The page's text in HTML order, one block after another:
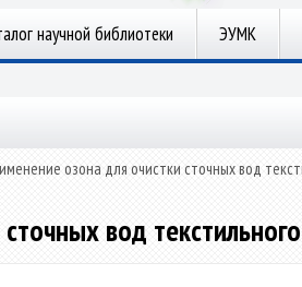
научной библиотеки ЭУМК
озона для очистки сточных вод
вод